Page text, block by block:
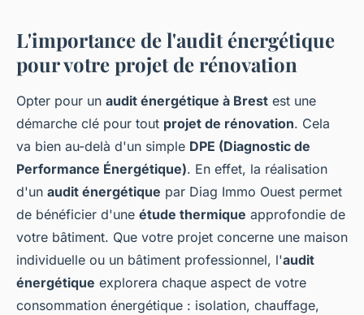
L'importance de l'audit énergétique
pour votre projet de rénovation
Opter pour un audit énergétique à Brest est une
démarche clé pour tout projet de rénovation. Cela
va bien au-delà d'un simple DPE (Diagnostic de
Performance Énergétique). En effet, la réalisation
d'un audit énergétique par Diag Immo Ouest permet
de bénéficier d'une étude thermique approfondie de
votre bâtiment. Que votre projet concerne une maison
individuelle ou un bâtiment professionnel, l'audit
énergétique explorera chaque aspect de votre
consommation énergétique : isolation, chauffage,